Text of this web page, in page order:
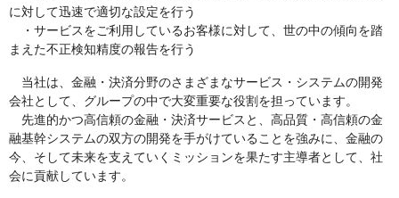
に対して迅速で適切な設定を行う
・サービスをご利用しているお客様に対して、世の中の傾向を踏
まえた不正検知精度の報告を行う
当社は、金融・決済分野のさまざまなサービス・システムの開発
会社として、グループの中で大変重要な役割を担っています。
先進的かつ高信頼の金融・決済サービスと、高品質・高信頼の金
融基幹システムの双方の開発を手がけていることを強みに、金融の
今、そして未来を支えていくミッションを果たす主導者として、社
会に貢献しています。